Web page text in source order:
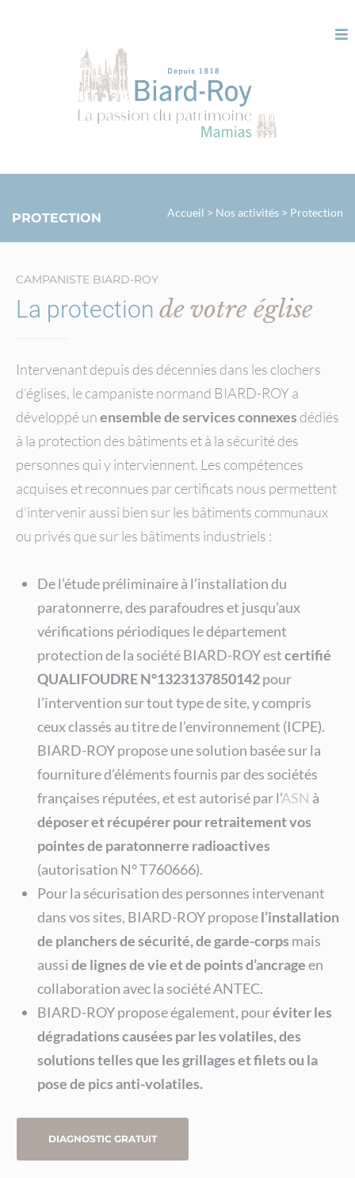
PROTECTION Accueil > Nos activités > Protection
CAMPANISTE BIARD-ROY
La protection de votre église
Intervenant depuis des décennies dans les clochers
d’églises, le campaniste normand BIARD-ROY a
développé unensemble de services connexes dédiés
à la protection des bâtiments et à la sécurité des
personnes qui y interviennent. Les compétences
acquises et reconnues par certificats nous permettent
d’intervenir aussi bien sur les bâtiments communaux
ou privés que sur les bâtiments industriels :
De l’étude préliminaire à l’installation du
paratonnerre, des parafoudres et jusqu’aux
vérifications périodiques le département
protection de la société BIARD-ROY estcertifié
QUALIFOUDRE N°1323137850142pour
l’intervention sur tout type de site, y compris
ceux classés au titre de l’environnement (ICPE).
BIARD-ROY propose une solution basée sur la
fourniture d’éléments fournis par des sociétés
françaises réputées, et est autorisé par l’ASN à
déposer et récupérer pour retraitement vos
pointes de paratonnerre radioactives
(autorisation N° T760666).
Pour la sécurisation des personnes intervenant
dans vos sites, BIARD-ROY proposel’installation
de planchers de sécurité, de garde-corps mais
ausside lignes de vie et de points d’ancrageen
collaboration avec la société ANTEC.
BIARD-ROY propose également, pouréviter les
dégradations causées par les volatiles, des
solutions telles que les grillages et filets ou la
pose de pics anti-volatiles.
DIAGNOSTIC GRATUIT